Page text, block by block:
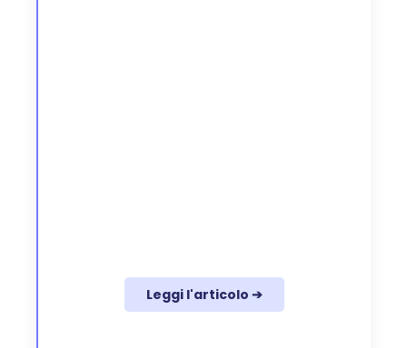
Leggi l'articolo ➔